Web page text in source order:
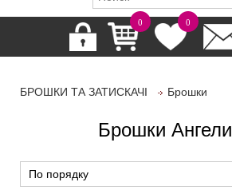
0
0
БРОШКИ ТА ЗАТИСКАЧІ Брошки
Брошки Ангели
По порядку